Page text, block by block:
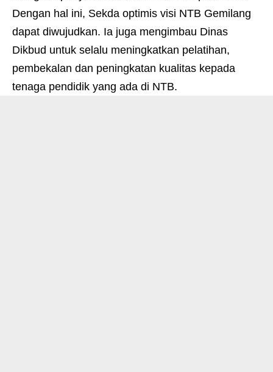
Dengan hal ini, Sekda optimis visi NTB Gemilang
dapat diwujudkan. Ia juga mengimbau Dinas
Dikbud untuk selalu meningkatkan pelatihan,
pembekalan dan peningkatan kualitas kepada
tenaga pendidik yang ada di NTB.